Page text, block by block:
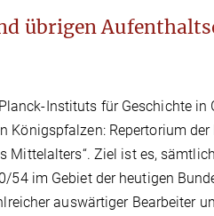
übrigen
Instituts für Geschichte in
Königspfalzen: Repertorium
Ziel ist es,
im Gebiet der heutigen
auswärtiger Bearbeiter